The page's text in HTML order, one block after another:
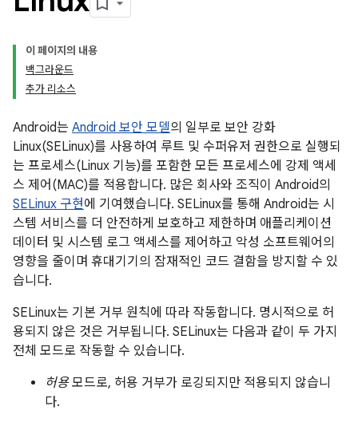
이 페이지의 내용
백그라운드
추가 리소스
Android는 Android 보안 모델의 일부로 보안 강화
Linux(SELinux)를 사용하여 루트 및 수퍼유저 권한으로 실행되
는 프로세스(Linux 기능)를 포함한 모든 프로세스에 강제 액세
스 제어(MAC)를 적용합니다. 많은 회사와 조직이 Android의
SELinux 구현에 기여했습니다. SELinux를 통해 Android는 시
스템 서비스를 더 안전하게 보호하고 제한하며 애플리케이션
데이터 및 시스템 로그 액세스를 제어하고 악성 소프트웨어의
영향을 줄이며 휴대기기의 잠재적인 코드 결함을 방지할 수 있
습니다.
SELinux는 기본 거부 원칙에 따라 작동합니다. 명시적으로 허
용되지 않은 것은 거부됩니다. SELinux는 다음과 같이 두 가지
전체 모드로 작동할 수 있습니다.
허용모드로, 허용 거부가 로깅되지만 적용되지 않습니
다.